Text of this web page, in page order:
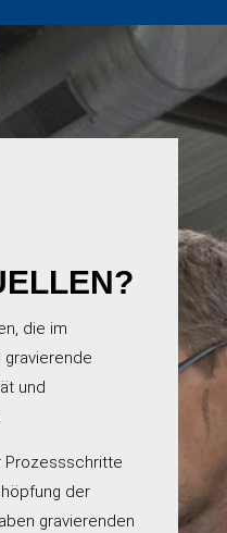
die im
und
Prozessschritte
der
gravierenden